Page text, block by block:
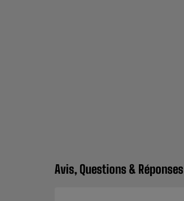
Avis, Questions & Réponses